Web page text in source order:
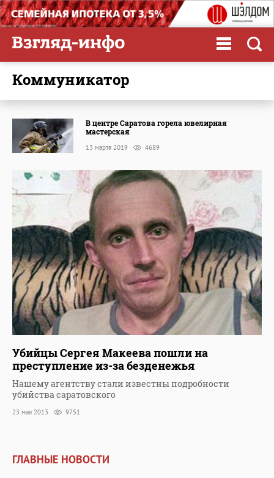
коммуникатор
В центре Саратова горела ювелирная
мастерская
13 марта 2019 4689
Убийцы Сергея Макеева пошли на
преступление из-за безденежья
Нашему агентству стали известны подробности
убийства саратовского
23 мая 2013 9751
ГЛАВНЫЕ НОВОСТИ